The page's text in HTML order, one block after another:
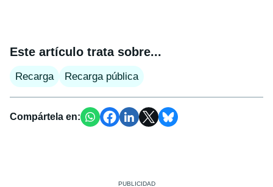
Este artículo trata sobre...
Recarga Recarga pública
Compártela en: